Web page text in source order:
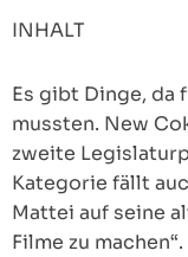
INHALT
Es gibt Dinge, da
mussten. New
zweite
Kategorie fällt
Mattei auf seine
Filme zu